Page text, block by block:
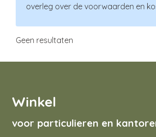
overleg over de voorwaarden en
Geen resultaten
Winkel
voor particulieren en